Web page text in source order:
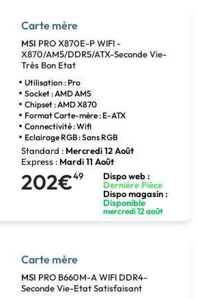
Carte mère
MSI PRO X870E-P WIFI -
X870/AM5/DDR5/ATX-Seconde Vie-
Très Bon Etat
Utilisation : Pro
Socket : AMD AM5
Chipset : AMD X870
Format Carte-mère : E-ATX
Connectivité : Wifi
Eclairage RGB : Sans RGB
Standard : Mercredi 12 Août
Express : Mardi 11 Août
202€49
Dispo web :
Dernière Pièce
Dispo magasin :
Disponible
mercredi 12 août
Carte mère
MSI PRO B660M-A WIFI DDR4-
Seconde Vie-Etat Satisfaisant